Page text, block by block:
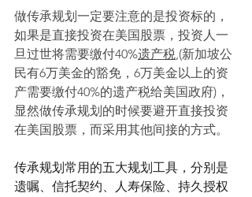
做传承规划一定要注意的是投资标的，
如果是直接投资在美国股票，投资人一
旦过世将需要缴付40%遗产税,(新加坡公
民有6万美金的豁免，6万美金以上的资
产需要缴付40%的遗产税给美国政府)，
显然做传承规划的时候要避开直接投资
在美国股票，而采用其他间接的方式。
传承规划常用的五大规划工具，分别是
遗嘱、信托契约、人寿保险、持久授权